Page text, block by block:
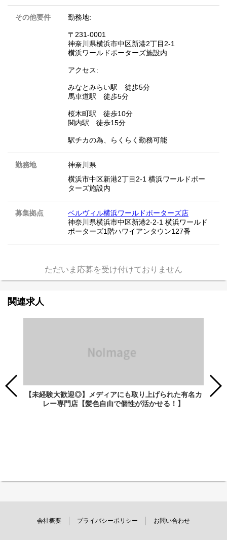
その他要件 勤務地:
〒231-0001
神奈川県横浜市中区新港2丁目2-1
横浜ワールドポーターズ施設内
アクセス:
みなとみらい駅 徒歩5分
馬車道駅 徒歩5分
桜木町駅 徒歩10分
関内駅 徒歩15分
駅チカの為、らくらく勤務可能
勤務地
神奈川県
横浜市中区新港2丁目2-1 横浜ワールドポー
ターズ施設内
募集拠点
ベルヴィル横浜ワールドポーターズ店
神奈川県横浜市中区新港2-2-1 横浜ワールド
ポーターズ1階ハワイアンタウン127番
ただいま応募を受け付けておりません
関連求人
【未経験大歓迎◎】メディアにも取り上げられた有名カ
レー専門店【髪色自由で個性が活かせる！】
会社概要 プライバシーポリシー お問い合わせ